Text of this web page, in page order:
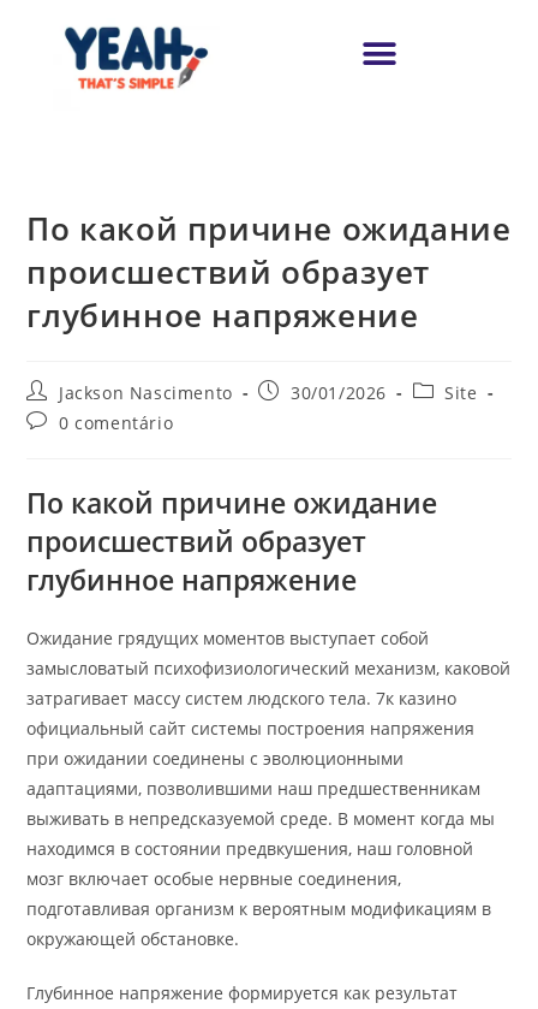
По какой причине ожидание
происшествий образует
глубинное напряжение
Jackson Nascimento 30/01/2026
Site
0 comentário
По какой причине ожидание
происшествий образует
глубинное напряжение
Ожидание грядущих моментов выступает собой
замысловатый психофизиологический механизм, каковой
затрагивает массу систем людского тела. 7к казино
официальный сайт системы построения напряжения
при ожидании соединены с эволюционными
адаптациями, позволившими наш предшественникам
выживать в непредсказуемой среде. В момент когда мы
находимся в состоянии предвкушения, наш головной
мозг включает особые нервные соединения,
подготавливая организм к вероятным модификациям в
окружающей обстановке.
Глубинное напряжение формируется как результат